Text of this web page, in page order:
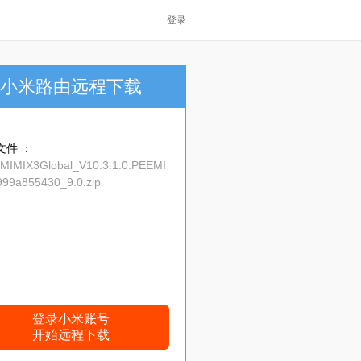
登录
小米路由远程下载
件 ：
登录小米账号
开始远程下载